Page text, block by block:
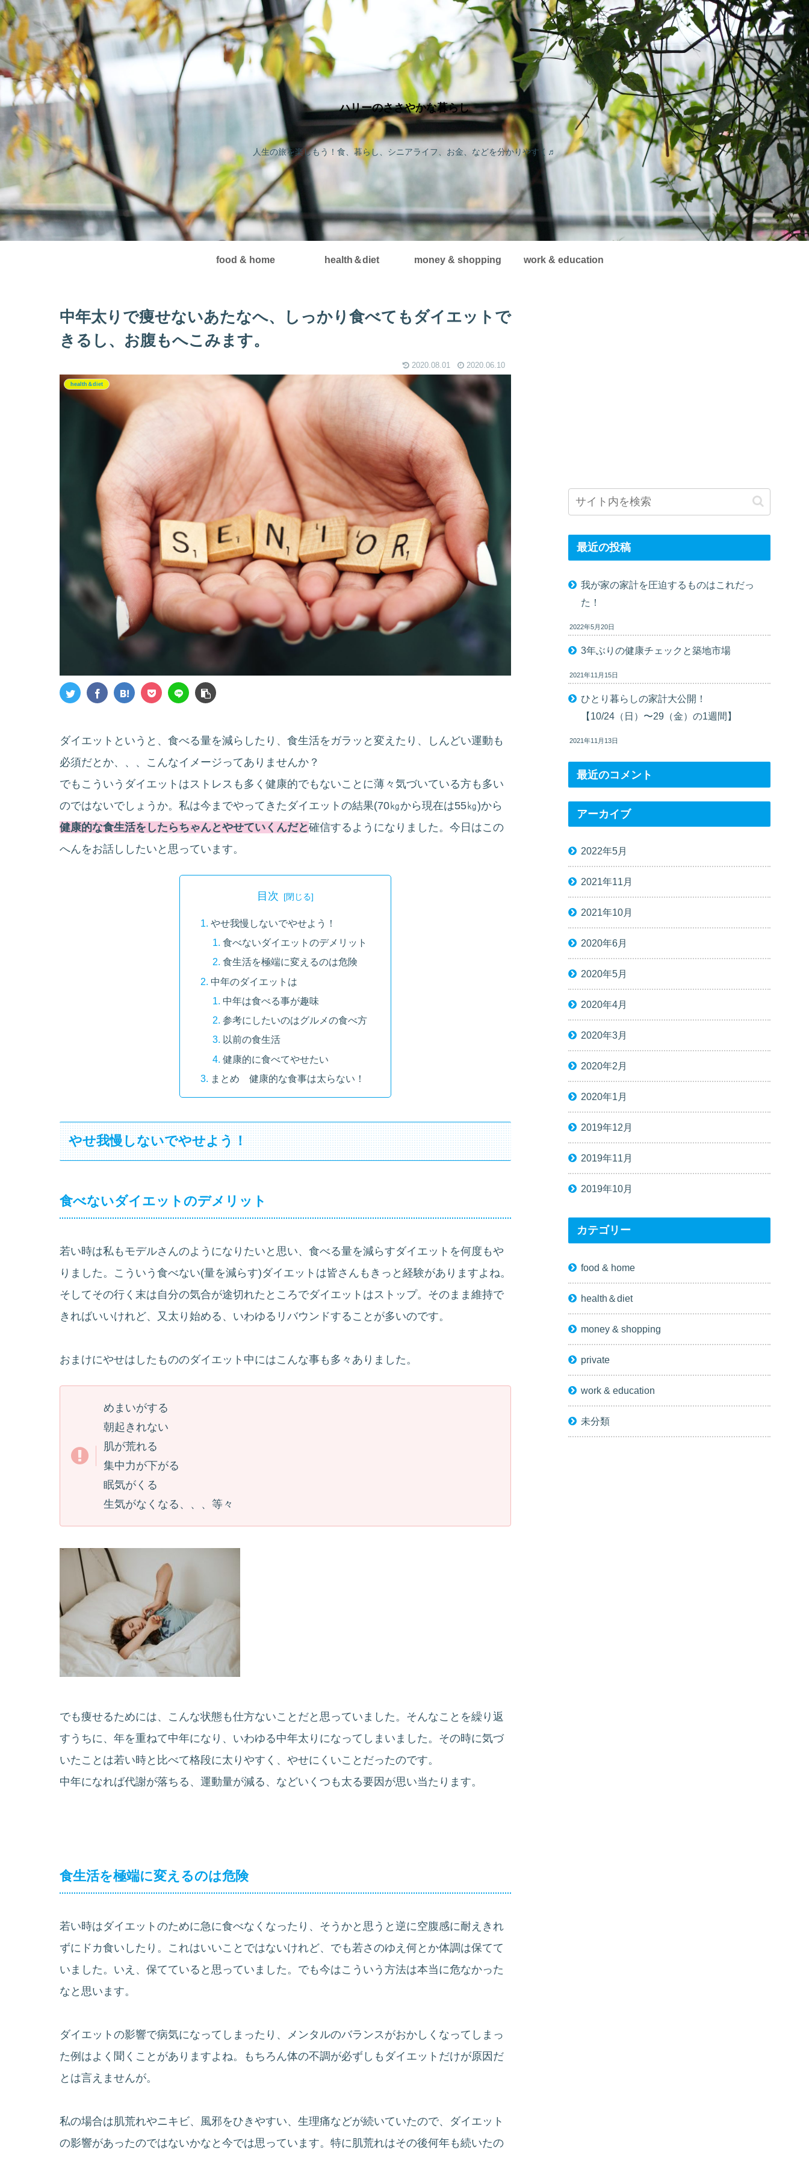
ハリーのささやかな暮らし
人生の旅を楽しもう！食、暮らし、シニアライフ、お金、などを分かりやすく♬
food & home health＆diet money & shopping work & education
中年太りで痩せないあたなへ、しっかり食べてもダイエットで
きるし、お腹もへこみます。
2020.08.01 2020.06.10
health＆diet
ダイエットというと、食べる量を減らしたり、食生活をガラッと変えたり、しんどい運動も
必須だとか、、、こんなイメージってありませんか？
でもこういうダイエットはストレスも多く健康的でもないことに薄々気づいている方も多い
のではないでしょうか。私は今までやってきたダイエットの結果(70㎏から現在は55㎏)から
健康的な食生活をしたらちゃんとやせていくんだと確信するようになりました。今日はこの
へんをお話ししたいと思っています。
目次
やせ我慢しないでやせよう！
食べないダイエットのデメリット
食生活を極端に変えるのは危険
中年のダイエットは
中年は食べる事が趣味
参考にしたいのはグルメの食べ方
以前の食生活
健康的に食べてやせたい
まとめ 健康的な食事は太らない！
やせ我慢しないでやせよう！
食べないダイエットのデメリット
若い時は私もモデルさんのようになりたいと思い、食べる量を減らすダイエットを何度もや
りました。こういう食べない(量を減らす)ダイエットは皆さんもきっと経験がありますよね。
そしてその行く末は自分の気合が途切れたところでダイエットはストップ。そのまま維持で
きればいいけれど、又太り始める、いわゆるリバウンドすることが多いのです。
おまけにやせはしたもののダイエット中にはこんな事も多々ありました。
めまいがする
朝起きれない
肌が荒れる
集中力が下がる
眠気がくる
生気がなくなる、、、等々
でも痩せるためには、こんな状態も仕方ないことだと思っていました。そんなことを繰り返
すうちに、年を重ねて中年になり、いわゆる中年太りになってしまいました。その時に気づ
いたことは若い時と比べて格段に太りやすく、やせにくいことだったのです。
中年になれば代謝が落ちる、運動量が減る、などいくつも太る要因が思い当たります。
食生活を極端に変えるのは危険
若い時はダイエットのために急に食べなくなったり、そうかと思うと逆に空腹感に耐えきれ
ずにドカ食いしたり。これはいいことではないけれど、でも若さのゆえ何とか体調は保てて
いました。いえ、保てていると思っていました。でも今はこういう方法は本当に危なかった
なと思います。
ダイエットの影響で病気になってしまったり、メンタルのバランスがおかしくなってしまっ
た例はよく聞くことがありますよね。もちろん体の不調が必ずしもダイエットだけが原因だ
とは言えませんが。
私の場合は肌荒れやニキビ、風邪をひきやすい、生理痛などが続いていたので、ダイエット
の影響があったのではないかなと今では思っています。特に肌荒れはその後何年も続いたの
最近の投稿
我が家の家計を圧迫するものはこれだっ
た！
2022年5月20日
3年ぶりの健康チェックと築地市場
2021年11月15日
ひとり暮らしの家計大公開！
【10/24（日）〜29（金）の1週間】
2021年11月13日
最近のコメント
アーカイブ
2022年5月
2021年11月
2021年10月
2020年6月
2020年5月
2020年4月
2020年3月
2020年2月
2020年1月
2019年12月
2019年11月
2019年10月
カテゴリー
food & home
health＆diet
money & shopping
private
work & education
未分類